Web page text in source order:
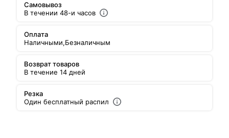
Самовывоз
В течении 48-и часов
Оплата
Наличными,Безналичным
Возврат товаров
В течение 14 дней
Резка
Один бесплатный распил